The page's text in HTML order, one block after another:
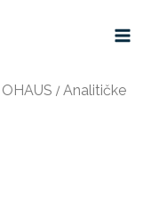
OHAUS / Analitičke